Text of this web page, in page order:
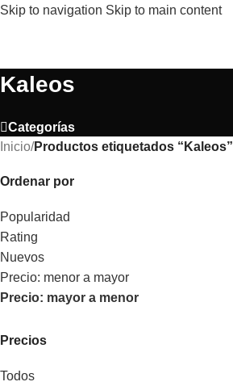
Skip to navigation Skip to main content
Kaleos
Categorías
Inicio/Productos etiquetados “Kaleos”
Ordenar por
Popularidad
Rating
Nuevos
Precio: menor a mayor
Precio: mayor a menor
Precios
Todos